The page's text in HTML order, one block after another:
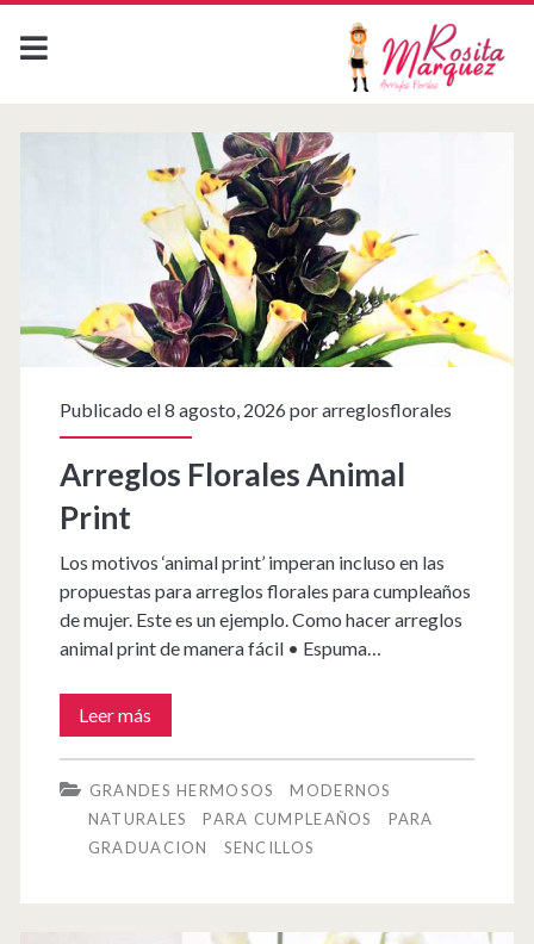
Etiqueta:
<span>Calas
Blancas</span>
Publicado el 8 agosto, 2026 porarreglosflorales
Arreglos Florales Animal
Print
Los motivos ‘animal print’ imperan incluso en las
propuestas para arreglos florales para cumpleaños
de mujer. Este es un ejemplo. Como hacer arreglos
animal print de manera fácil • Espuma…
Leer más
Florales
Animal
Print
GRANDES HERMOSOS
MODERNOS
NATURALES
PARA CUMPLEAÑOS
PARA
GRADUACION
SENCILLOS